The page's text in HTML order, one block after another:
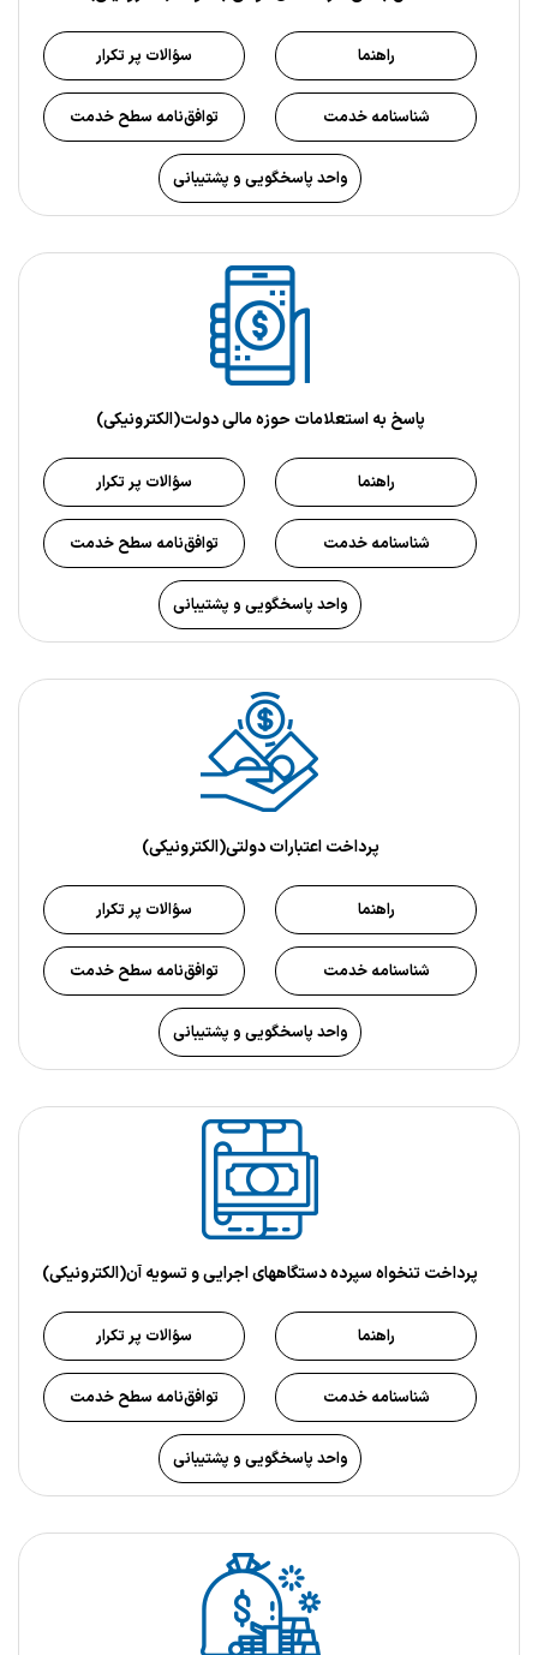
راهنما سؤالات پر تکرار
شناسنامه خدمت توافق‌نامه سطح خدمت
واحد پاسخگویی و پشتیبانی
پاسخ به استعلامات حوزه مالی دولت(الکترونیکی)
راهنما سؤالات پر تکرار
شناسنامه خدمت توافق‌نامه سطح خدمت
واحد پاسخگویی و پشتیبانی
پرداخت‌ اعتبارات دولتی(الکترونیکی)
راهنما سؤالات پر تکرار
شناسنامه خدمت توافق‌نامه سطح خدمت
واحد پاسخگویی و پشتیبانی
پرداخت تنخواه سپرده دستگاههای اجرایی و تسویه آن(الکترونیکی)
راهنما سؤالات پر تکرار
شناسنامه خدمت توافق‌نامه سطح خدمت
واحد پاسخگویی و پشتیبانی